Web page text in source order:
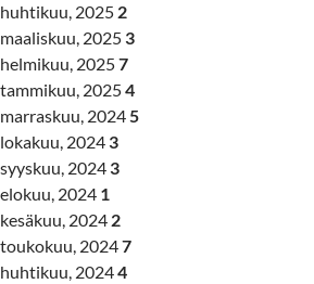
huhtikuu, 2025 2
maaliskuu, 2025 3
helmikuu, 20257
tammikuu, 20254
marraskuu, 20245
lokakuu, 2024 3
syyskuu, 2024 3
elokuu, 2024 1
kesäkuu, 2024 2
toukokuu, 20247
huhtikuu, 20244